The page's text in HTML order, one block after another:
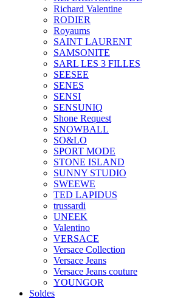
Richard Valentine
RODIER
Royaums
SAINT LAURENT
SAMSONITE
SARL LES 3 FILLES
SEESEE
SENES
SENSI
SENSUNIQ
Shone Request
SNOWBALL
SO&LO
SPORT MODE
STONE ISLAND
SUNNY STUDIO
SWEEWE
TED LAPIDUS
trussardi
UNEEK
Valentino
VERSACE
Versace Collection
Versace Jeans
Versace Jeans couture
YOUNGOR
Soldes